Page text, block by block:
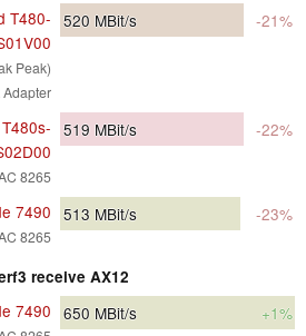
T480-
Peak)
Adapter
520 MBit/s -21%
8265
519 MBit/s -22%
7490
8265
513 MBit/s -23%
receive AX12
7490 650 MBit/s +1%